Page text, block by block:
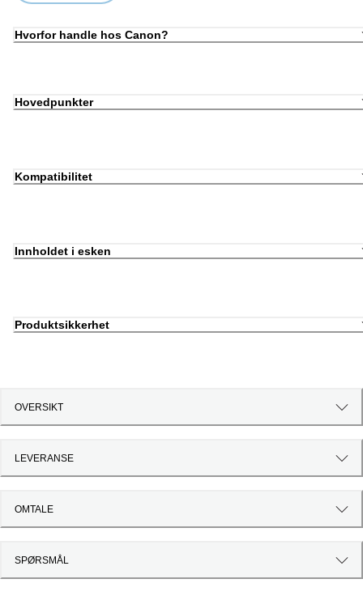
Hvorfor handle hos Canon?
Hovedpunkter
Kompatibilitet
Innholdet i esken
Produktsikkerhet
OVERSIKT
LEVERANSE
OMTALE
SPØRSMÅL